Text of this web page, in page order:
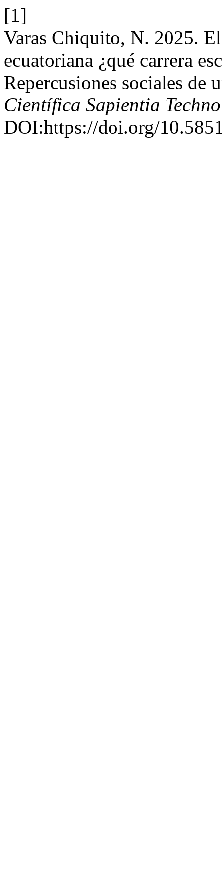
[1]
Varas Chiquito, N. 2025.
ecuatoriana ¿qué carrera
Repercusiones sociales
Científica Sapientia
DOI:https://doi.org/